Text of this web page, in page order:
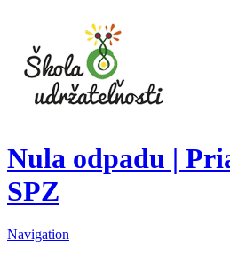
Nula odpadu |
SPZ
Navigation